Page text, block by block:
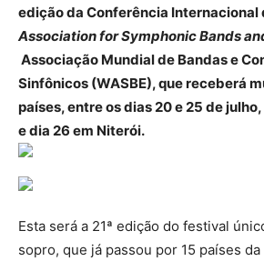
edição da Conferência Internacional
Association for Symphonic Bands
Associação Mundial de Bandas e
Sinfônicos (WASBE), que receberá
países, entre os dias 20 e 25 de
e dia 26 em Niterói.
Esta será a 21ª edição do festival
sopro, que já passou por 15 países